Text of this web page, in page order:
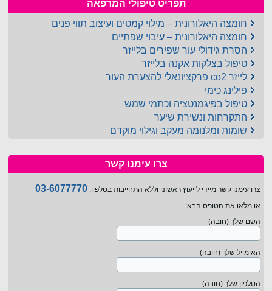
תפריט טיפולי המרפאה
חומצה היאלורונית – מילוי קמטים ועיצוב תווי פנים
חומצה היאלורונית – עיבוי שפתיים
הסרת גידולי עור שפירים בלייזר
טיפול בצלקות אקנה בלייזר
לייזר co2 פרקציונאלי להצערת העור
פילינג כימי
טיפול בפיגמנטציה וכתמי שמש
התקרחות ונשירת שיער
שומות ומלנומה מעקב וגילוי מוקדם
צרו עימנו קשר
צרו עימנו קשר מיידי לייעוץ ראשוני וללא התחייבות בטלפון:03-6077770
או מלאו את הטופס הבא:
השם שלך (חובה)
האימייל שלך (חובה)
הטלפון שלך (חובה)